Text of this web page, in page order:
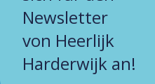
Newsletter
von Heerlijk
Harderwijk an!